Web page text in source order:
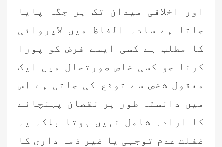
اور اخلاقی میدان تک ہر جگہ پایا
جاتا ہے سادہ الفاظ میں لاپروائی
کا مطلب ہے کسی ایسے فرض کو پورا
کرنا جو کسی خاص صورتحال میں ایک
معقول شخص سے توقع کی جاتی ہے اس
میں دانستہ طور پر نقصان پہنچانے
کا ارادہ شامل نہیں ہوتا بلکہ یہ
غفلت عدم توجہی یا غیر ذمہ داری کا